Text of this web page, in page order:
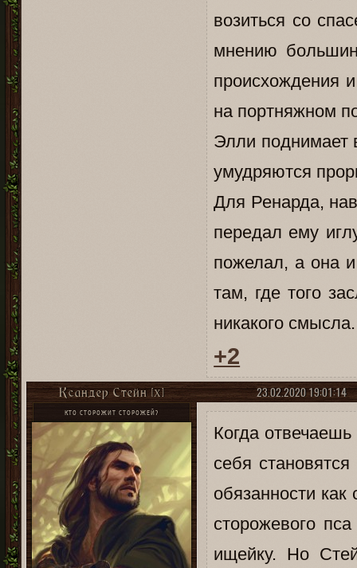
возиться со
мнению
происхождения
на портняжном
Элли поднимает
умудряются
Для Ренарда,
передал ему
пожелал, а она
там, где того
никакого смысла.
+2
23.02.2020 19:01:14
Ксандер Стейн [X]
КТО СТОРОЖИТ СТОРОЖЕЙ?
Когда
себя
обязанности
сторожевого
ищейку. Но